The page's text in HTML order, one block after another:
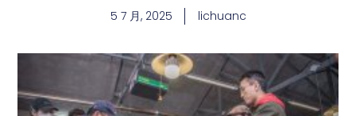
5 7 月, 2025 lichuanc